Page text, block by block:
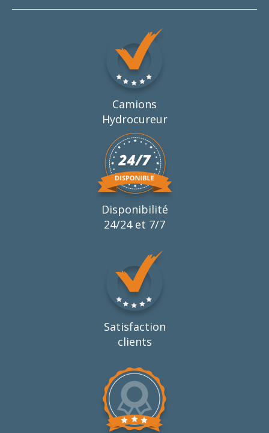
Camions
Hydrocureur
Disponibilité
24/24 et 7/7
Satisfaction
clients